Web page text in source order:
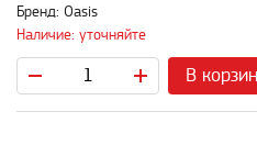
Бренд: Oasis
Наличие: уточняйте
В